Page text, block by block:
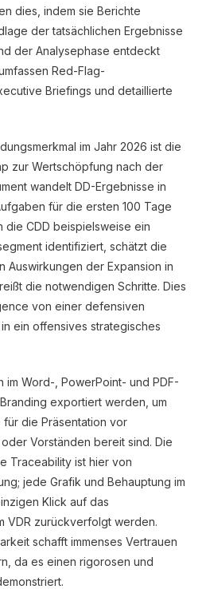
dies, indem sie Berichte
der tatsächlichen Ergebnisse
der Analysephase entdeckt
Red-Flag-
Briefings und detaillierte
im Jahr 2026 ist die
zur Wertschöpfung nach der
wandelt DD-Ergebnisse in
für die ersten 100 Tage
die CDD beispielsweise ein
identifiziert, schätzt die
Auswirkungen der Expansion in
die notwendigen Schritte. Dies
von einer defensiven
ein offensives strategisches
im Word-, PowerPoint- und PDF-
exportiert werden, um
die Präsentation vor
Vorständen bereit sind. Die
Traceability ist hier von
jede Grafik und Behauptung im
Klick auf das
VDR zurückverfolgt werden.
schafft immenses Vertrauen
da es einen rigorosen und